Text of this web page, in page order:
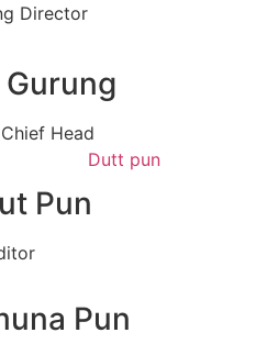
Director
Gurung
Head
Pun
Pun